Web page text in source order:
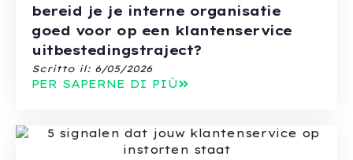
bereid je je interne organisatie
goed voor op een klantenservice
uitbestedingstraject?
Scritto il: 6/05/2026
PER SAPERNE DI PIÙ